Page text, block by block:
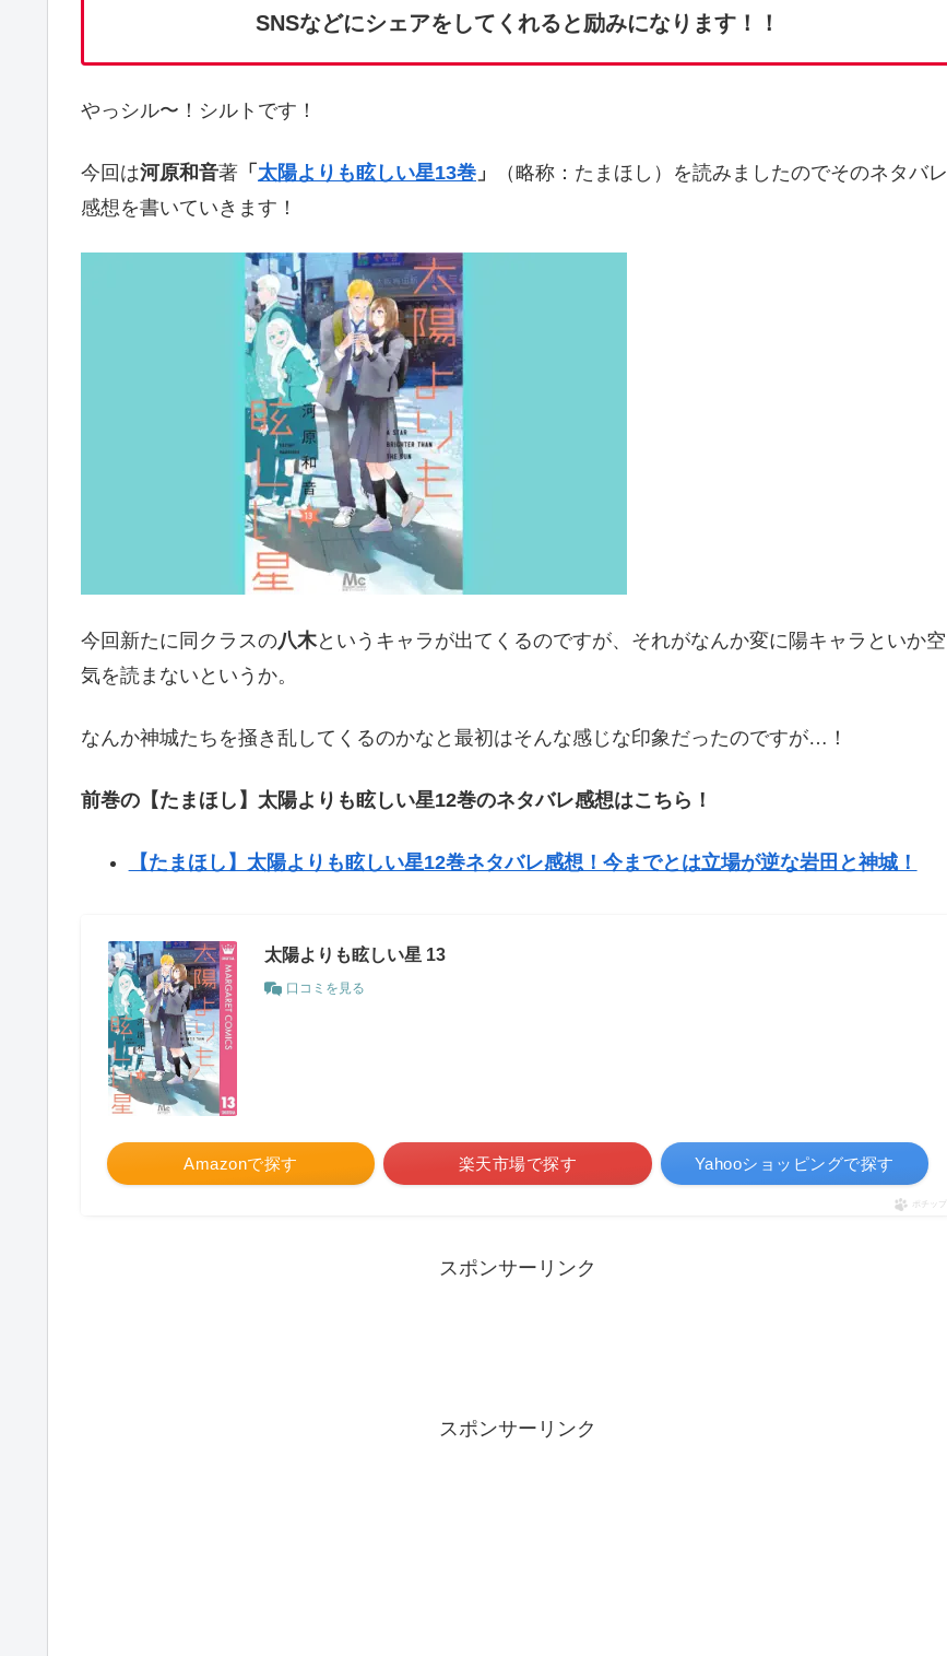
SNSなどにシェアをしてくれると励みになります！！
やっシル〜！シルトです！
今回は河原和音著 「 太陽よりも眩しい星13巻 」
（略称：たまほし）を読みましたのでそのネタバレ
感想を書いていきます！
今回新たに同クラスの八木というキャラが出てくるのですが、それがなんか変に陽キャラといか空
気を読まないというか。
なんか神城たちを掻き乱してくるのかなと最初はそんな感じな印象だったのですが…！
前巻の【たまほし】太陽よりも眩しい星12巻のネタバレ感想はこちら！
【たまほし】太陽よりも眩しい星12巻ネタバレ感想！今までとは立場が逆な岩田と神城！
太陽よりも眩しい星 13
口コミを見る
Amazonで探す 楽天市場で探す Yahooショッピングで探す
ポチップ
スポンサーリンク
スポンサーリンク